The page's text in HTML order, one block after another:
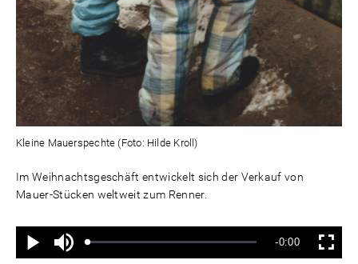
Kleine Mauerspechte (Foto: Hilde Kroll)
Im Weihnachtsgeschäft entwickelt sich der Verkauf von
Mauer-Stücken weltweit zum Renner.
Wiedergabe
Ton
aus
Geladen:
Status:
Verbleibende
-0:00 Vollbild